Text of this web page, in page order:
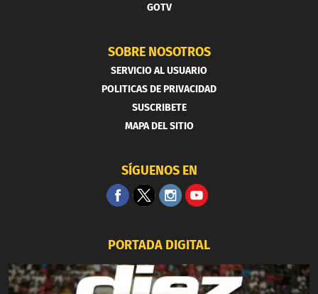
GOTV
SOBRE NOSOTROS
SERVICIO AL USUARIO
POLITICAS DE PRIVACIDAD
SUSCRIBETE
MAPA DEL SITIO
SÍGUENOS EN
PORTADA DIGITAL